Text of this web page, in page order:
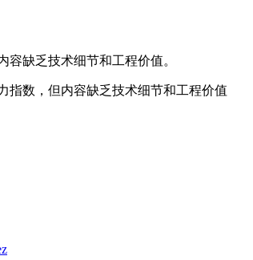
容缺乏技术细节和工程价值。
指数，但内容缺乏技术细节和工程价值